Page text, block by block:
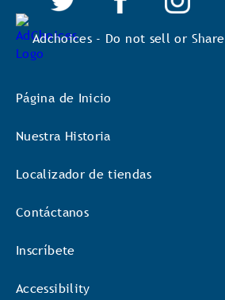
Adchoices - Do not sell or Share
Página de Inicio
Nuestra Historia
Localizador de tiendas
Contáctanos
Inscríbete
Accessibility